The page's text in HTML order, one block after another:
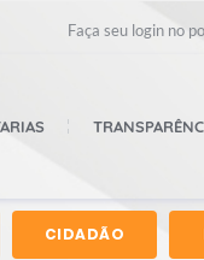
Faça seu login no
CIDADÃO